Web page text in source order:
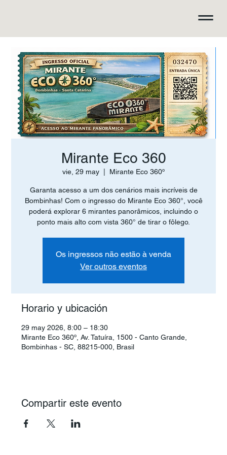
Mirante Eco 360
vie, 29 may Mirante Eco 360º
Garanta acesso a um dos cenários mais incríveis de
Bombinhas! Com o ingresso do Mirante Eco 360°, você
poderá explorar 6 mirantes panorâmicos, incluindo o
ponto mais alto com vista 360° de tirar o fôlego.
Os ingressos não estão à venda
Ver outros eventos
Horario y ubicación
29 may 2026, 8:00 – 18:30
Mirante Eco 360º, Av. Tatuíra, 1500 - Canto Grande,
Bombinhas - SC, 88215-000, Brasil
Compartir este evento